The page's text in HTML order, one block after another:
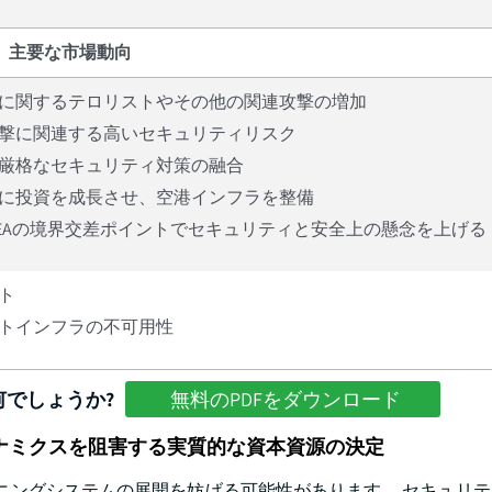
主要な市場動向
関するテロリストやその他の関連攻撃の増加
に関連する高いセキュリティリスク
格なセキュリティ対策の融合
投資を成長させ、空港インフラを整備
の境界交差ポイントでセキュリティと安全上の懸念を上げる
インフラの不可用性
しょうか?
無料のPDFをダウンロード
クスを阻害する実質的な資本資源の決定